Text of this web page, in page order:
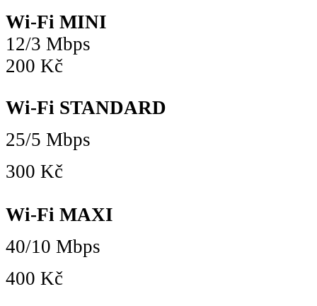
Wi-Fi MINI
12/3 Mbps
200 Kč
Wi-Fi STANDARD
25/5 Mbps
300 Kč
Wi-Fi MAXI
40/10 Mbps
400 Kč